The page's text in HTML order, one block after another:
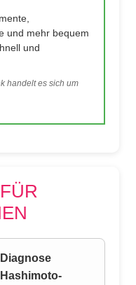
und mehr bequem
und
handelt es sich um
Diagnose
Hashimoto-